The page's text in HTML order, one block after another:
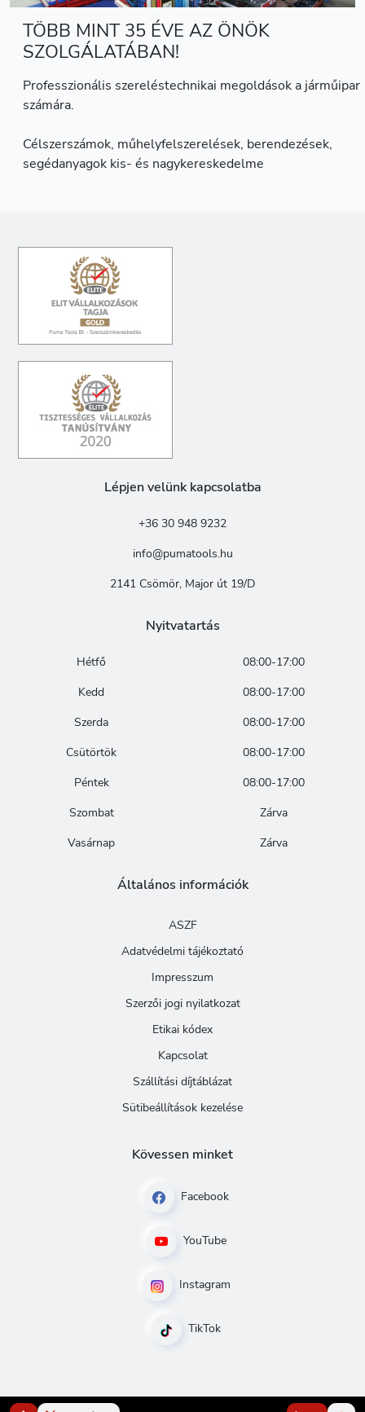
TÖBB MINT 35 ÉVE AZ ÖNÖK
SZOLGÁLATÁBAN!
Professzionális szereléstechnikai megoldások a járműipar
számára.
Célszerszámok, műhelyfelszerelések, berendezések,
segédanyagok kis- és nagykereskedelme
Lépjen velünk kapcsolatba
+36 30 948 9232
info@pumatools.hu
2141 Csömör, Major út 19/D
Nyitvatartás
Hétfő
08:00-17:00
Kedd
08:00-17:00
Szerda
08:00-17:00
Csütörtök
08:00-17:00
Péntek
08:00-17:00
Szombat
Zárva
Vasárnap
Zárva
Általános információk
ASZF
Adatvédelmi tájékoztató
Impresszum
Szerzői jogi nyilatkozat
Etikai kódex
Kapcsolat
Szállítási díjtáblázat
Sütibeállítások kezelése
Kövessen minket
Facebook
YouTube
Instagram
TikTok